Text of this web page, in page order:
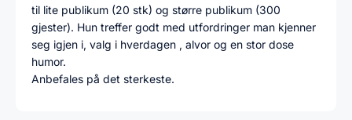
til lite publikum (20 stk) og større publikum (300
gjester). Hun treffer godt med utfordringer man kjenner
seg igjen i, valg i hverdagen , alvor og en stor dose
humor.
Anbefales på det sterkeste.